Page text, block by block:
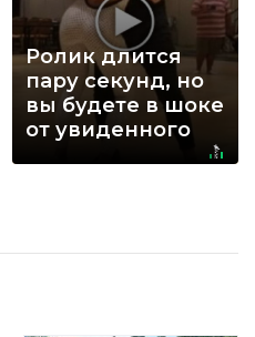
Ролик длится
пару секунд, но
вы будете в шоке
от увиденного